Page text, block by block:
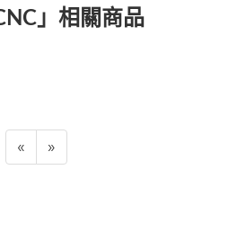
」相關商品
« »